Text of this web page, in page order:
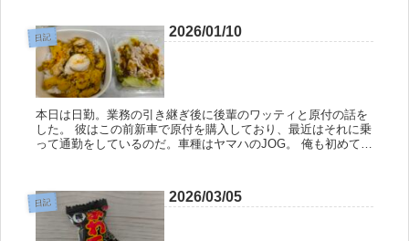
日記 2026/01/10
本日は日勤。業務の引き継ぎ後に後輩のワッティと原付の話を
した。 彼はこの前新車で原付を購入しており、最近はそれに乗
って通勤をしているのだ。車種はヤマハのJOG。 俺も初めて乗
日記 2026/03/05